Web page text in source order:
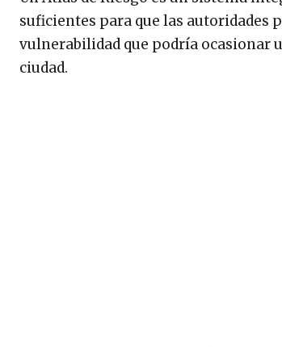
suficientes para que las autoridades
vulnerabilidad que podría ocasionar
ciudad.